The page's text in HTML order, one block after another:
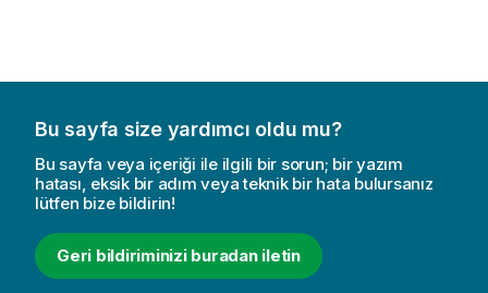
Bu sayfa size yardımcı oldu mu?
Bu sayfa veya içeriği ile ilgili bir sorun; bir yazım
hatası, eksik bir adım veya teknik bir hata bulursanız
lütfen bize bildirin!
Geri bildiriminizi buradan iletin